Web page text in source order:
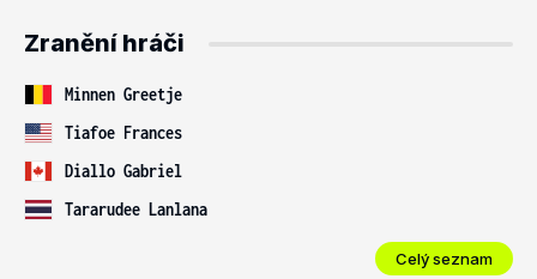
Zranění hráči
Minnen Greetje
Tiafoe Frances
Diallo Gabriel
Tararudee Lanlana
Celý seznam